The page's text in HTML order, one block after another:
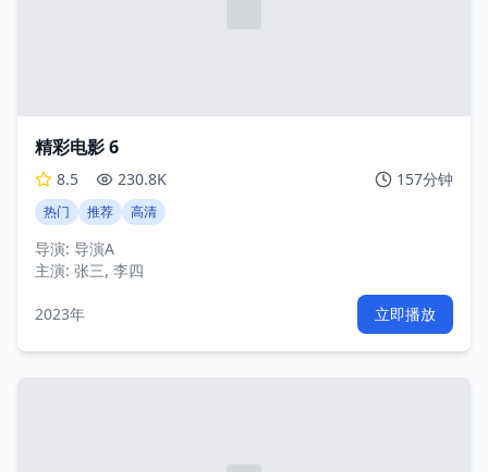
精彩电影 6
8.5 230.8K 157分钟
热门 推荐 高清
导演: 导演A
主演: 张三, 李四
2023年 立即播放